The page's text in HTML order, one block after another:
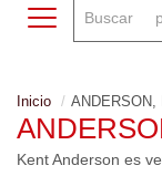
Toggle navigation
Inicio ANDERSON,
Kent Anderson es